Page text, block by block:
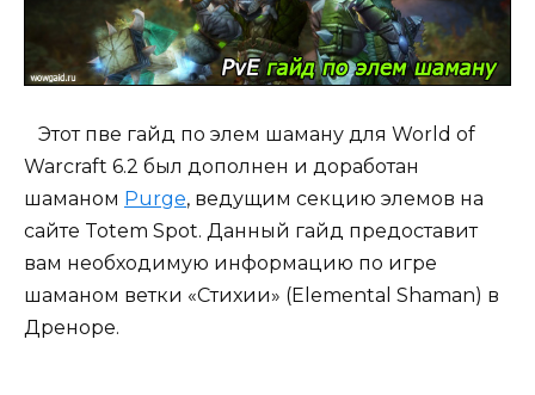
Этот пве гайд по элем шаману для World of
Warcraft 6.2 был дополнен и доработан
шаманом Purge, ведущим секцию элемов на
сайте Totem Spot. Данный гайд предоставит
вам необходимую информацию по игре
шаманом ветки «Стихии» (Elemental Shaman) в
Дреноре.